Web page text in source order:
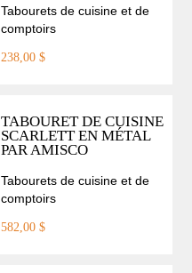
Tabourets de cuisine et de
comptoirs
238,00 $
TABOURET DE CUISINE
SCARLETT EN MÉTAL
PAR AMISCO
Tabourets de cuisine et de
comptoirs
582,00 $